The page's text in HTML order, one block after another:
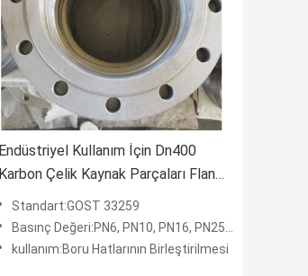
Endüstriyel Kullanım İçin Dn400
Karbon Çelik Kaynak Parçaları Flanş
Gost 33259
Standart:GOST 33259
Basınç Değeri:PN6, PN10, PN16, PN25, PN40, PN64, PN100,PN160
kullanım:Boru Hatlarının Birleştirilmesi